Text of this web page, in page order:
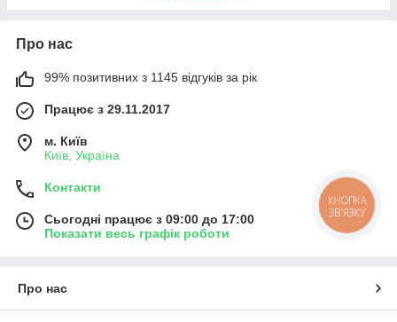
Про нас
99% позитивних з 1145 відгуків за рік
Працює з 29.11.2017
м. Київ
Київ, Україна
Контакти
Сьогодні працює з 09:00 до 17:00
Показати весь графік роботи
Про нас
КНОПКА
ЗВ'ЯЗКУ